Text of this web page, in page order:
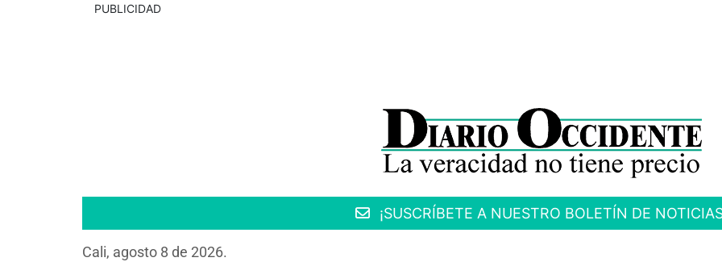
PUBLICIDAD
¡SUSCRÍBETE A NUESTRO BOLETÍN DE
Cali, agosto 8 de 2026.